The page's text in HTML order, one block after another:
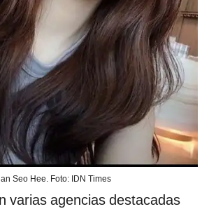
Seo Hee. Foto: IDN Times
varias agencias destacadas